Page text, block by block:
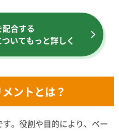
配合する
いてもっと詳しく
ントとは？
。役割や目的により、ベー